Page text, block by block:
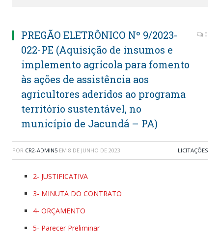
PREGÃO ELETRÔNICO Nº 9/2023-
022-PE (Aquisição de insumos e
implemento agrícola para fomento
às ações de assistência aos
agricultores aderidos ao programa
território sustentável, no
município de Jacundá – PA)
0
POR CR2-ADMIN5 EM 8 DE JUNHO DE 2023 LICITAÇÕES
2- JUSTIFICATIVA
3- MINUTA DO CONTRATO
4- ORÇAMENTO
5- Parecer Preliminar